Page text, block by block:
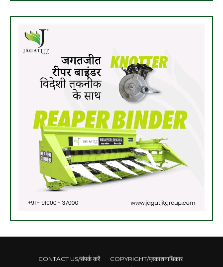
CONTACT US/संपर्क करें
COPYRIGHT/प्रकाशनाधिकार